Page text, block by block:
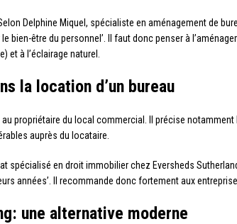
Delphine Miquel, spécialiste en aménagement de
être du personnel’. Il faut donc penser à
à l’éclairage naturel.
la location d’un bureau
propriétaire du local commercial. Il précise
auprès du locataire.
spécialisé en droit immobilier chez Eversheds
années’. Il recommande donc fortement aux
une alternative moderne